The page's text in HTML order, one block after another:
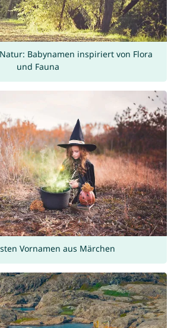
Babynamen inspiriert von Flora
und Fauna
Vornamen aus Märchen